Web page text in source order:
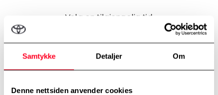
Samtykke Detaljer Om
Denne nettsiden anvender cookies